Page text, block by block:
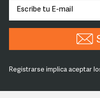
Registrarse implica aceptar